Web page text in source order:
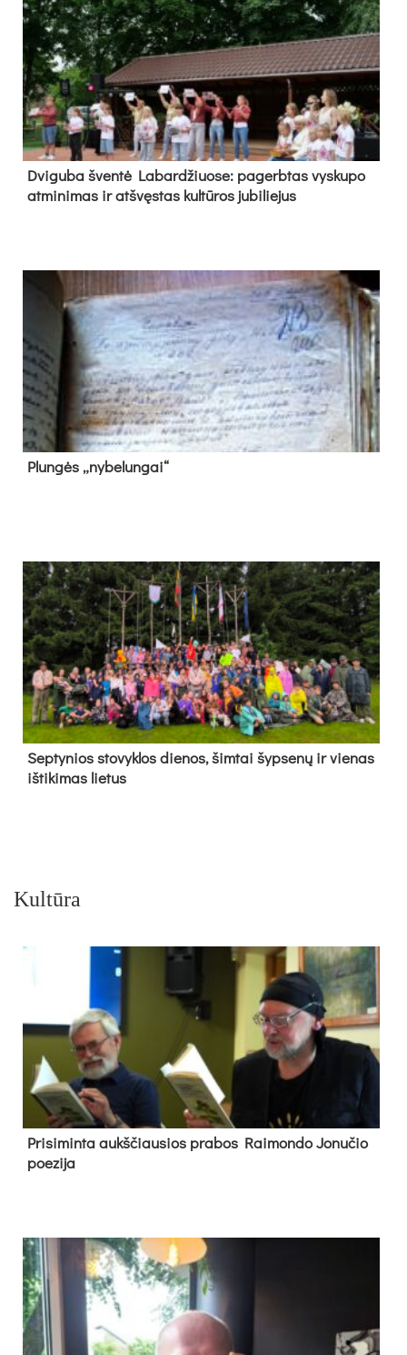
Dvi­gu­ba šven­tė La­bar­džiuo­se: pa­gerb­tas vys­ku­po
at­mi­ni­mas ir at­švęs­tas kul­tū­ros ju­bi­lie­jus
Plun­gės „ny­be­lun­gai“
Sep­ty­nios sto­vyk­los die­nos, šim­tai šyp­se­nų ir vie­nas
iš­ti­ki­mas lie­tus
Kultūra
Pri­si­min­ta aukš­čiau­sios pra­bos Rai­mon­do Jo­nu­čio
poe­zi­ja